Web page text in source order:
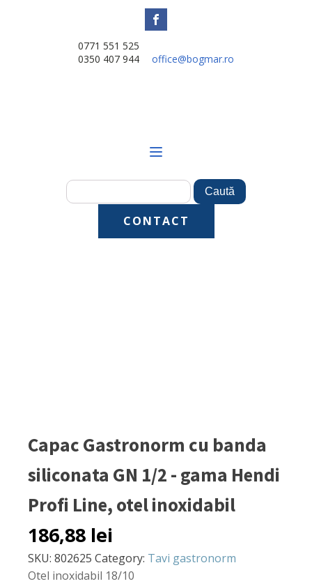
0771 551 525
0350 407 944
office@bogmar.ro
CONTACT
Capac Gastronorm cu banda
siliconata GN 1/2 - gama Hendi
Profi Line, otel inoxidabil
186,88 lei
SKU: 802625 Category: Tavi gastronorm
Otel inoxidabil 18/10